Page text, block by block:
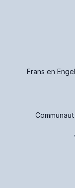
Frans en